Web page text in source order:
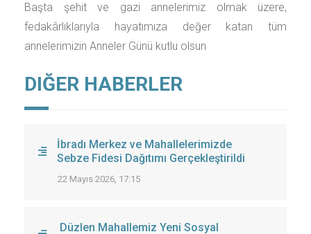
Başta şehit ve gazi annelerimiz olmak üzere,
fedakârlıklarıyla hayatımıza değer katan tüm
annelerimizin Anneler Günü kutlu olsun
DIĞER HABERLER
İbradı Merkez ve Mahallelerimizde
Sebze Fidesi Dağıtımı Gerçekleştirildi
22 Mayıs 2026, 17:15
Düzlen Mahallemiz Yeni Sosyal